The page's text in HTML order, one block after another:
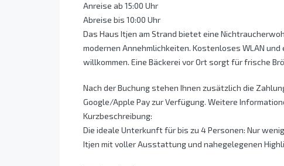
Anreise ab 15:00 Uhr
Abreise bis 10:00 Uhr
Das Haus Itjen am Strand bietet eine
modernen Annehmlichkeiten. Kostenloses WLAN
willkommen. Eine Bäckerei vor Ort sorgt für frische
Nach der Buchung stehen Ihnen zusätzlich die
Google/Apple Pay zur Verfügung. Weitere
Kurzbeschreibung:
Die ideale Unterkunft für bis zu 4 Personen: Nur
Itjen mit voller Ausstattung und nahegelegenen